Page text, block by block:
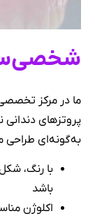
ما در مرکز
پروتزهای
به‌گونه‌ای
با رنگ،
باشد
اکلوژن